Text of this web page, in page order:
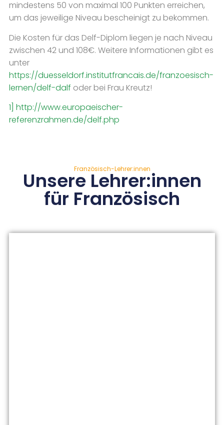
mindestens 50 von maximal 100 Punkten erreichen,
um das jeweilige Niveau bescheinigt zu bekommen.
Die Kosten für das Delf-Diplom liegen je nach Niveau
zwischen 42 und 108€. Weitere Informationen gibt es
unter
https://duesseldorf.institutfrancais.de/franzoesisch-
lernen/delf-dalf oder bei Frau Kreutz!
1] http://www.europaeischer-
referenzrahmen.de/delf.php
Französisch-Lehrer:innen
Unsere Lehrer:innen
für Französisch